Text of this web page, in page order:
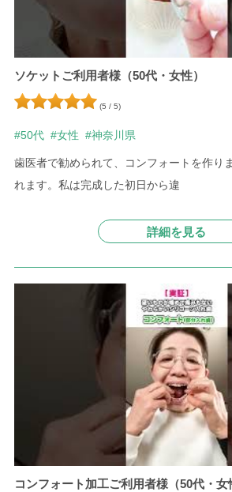
ソケットご利用者様（50代・女性）
(5 / 5)
#50代 #女性 #神奈川県
歯医者で勧められて、コンフォートを作り
れます。私は完成した初日から違
詳細を見る
コンフォート加工ご利用者様（50代・女